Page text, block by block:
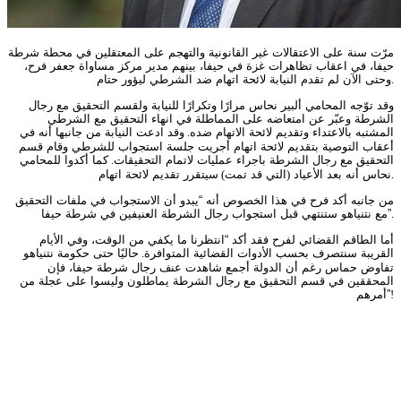
مرّت سنة على الاعتقالات غير القانونية والتهجم على المعتقلين في محطة شرطة
حيفا، في اعقاب تظاهرات غزة في حيفا، بينهم مدير مركز مساواة جعفر فرح،
وحتى الآن لم تقدم النيابة لائحة اتهام ضد الشرطي ليؤور حتام
وقد توّجه المحامي ألبير نحاس مرارًا وتكرارًا للنيابة ولقسم التحقيق مع رجال
الشرطة وعبّر عن امتعاضه على المماطلة في انهاء التحقيق مع الشرطي
المشتبه بالاعتداء وتقديم لائحة الاتهام ضده وقد ادعت النيابة من جانبها أنه في
أعقاب التوصية بتقديم لائحة اتهام أجريت جلسة استجواب للشرطي وقام قسم
التحقيق مع رجال الشرطة باجراء عمليات لاتمام التحقيقات .كما أكدوا للمحامي
نحاس أنه بعد الأعياد (التي قد تمت) سيتقرر تقديم لائحة اتهام
من جانبه أكد فرح في هذا الخصوص أنه “يبدو أن الاستجواب في ملفات التحقيق
مع نتنياهو ستنتهي قبل استجواب رجال الشرطة العنيفين في شرطة حيفا”
أما الطاقم القضائي لفرح فقد أكد “انتظرنا ما يكفي من الوقت، وفي الأيام
القريبة سنتصرف بحسب الأدوات القضائية المتوافرة حاليًا حتى حكومة نتنياهو
تفاوض حماس رغم أن الدولة أجمع شاهدت عنف رجال شرطة حيفا، فإن
المحققين في قسم التحقيق مع رجال الشرطة يماطلون وليسوا على عجلة من
أمرهم”!